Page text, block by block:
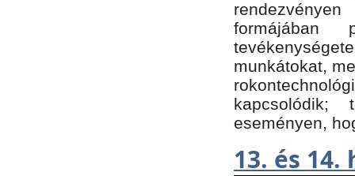
formájában
munkátokat,
eseményen,
13. és